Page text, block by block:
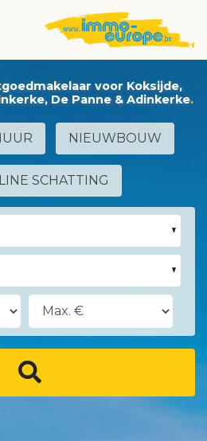
voor Koksijde,
De Panne & Adinkerke
NIEUWBOUW
SCHATTING